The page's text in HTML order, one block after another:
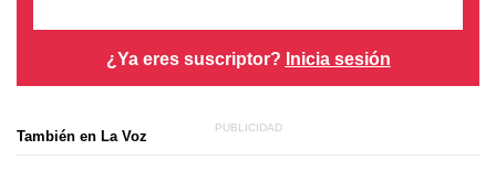
¿Ya eres suscriptor? Inicia sesión
También en La Voz